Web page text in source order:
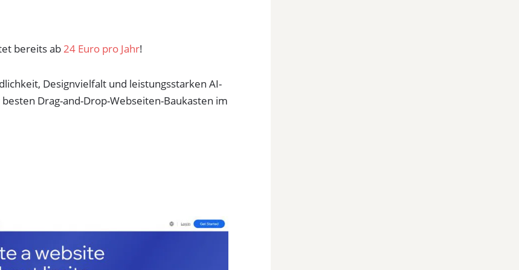
bereits ab24 Euro pro Jahr!
Designvielfalt und leistungsstarken AI-
Drag-and-Drop-Webseiten-Baukasten im